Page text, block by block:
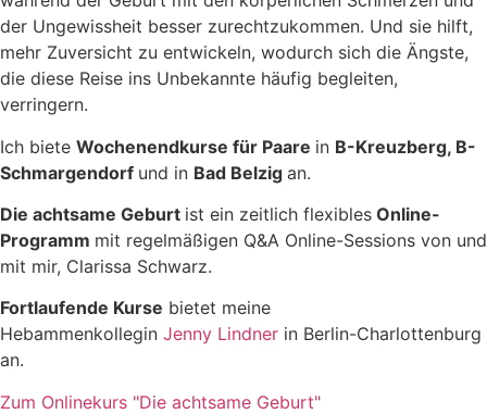
der Ungewissheit besser zurechtzukommen. Und sie hilft,
mehr Zuversicht zu entwickeln, wodurch sich die Ängste,
die diese Reise ins Unbekannte häufig begleiten,
verringern.
Ich biete Wochenendkurse für Paare in B-Kreuzberg, B-
Schmargendorf und in Bad Belzig an.
Die achtsame Geburt ist ein zeitlich flexibles Online-
Programm mit regelmäßigen Q&A Online-Sessions von und
mit mir, Clarissa Schwarz.
Fortlaufende Kurse bietet meine
Hebammenkollegin Jenny Lindner in Berlin-Charlottenburg
an.
Zum Onlinekurs "Die achtsame Geburt"